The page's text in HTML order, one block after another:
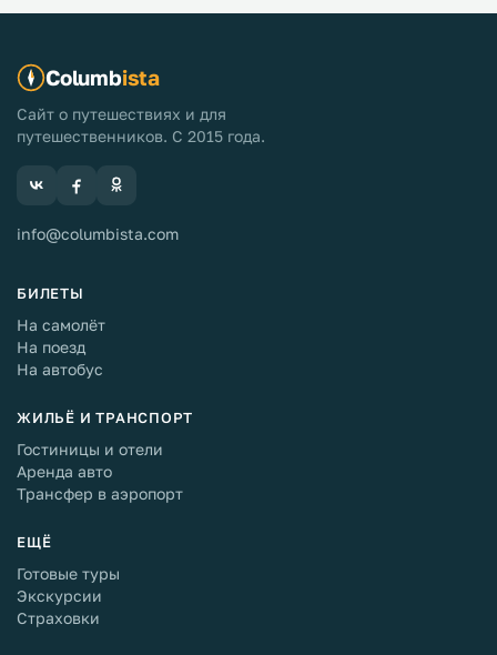
Columbista
Сайт о путешествиях и для
путешественников. С 2015 года.
info@columbista.com
БИЛЕТЫ
На самолёт
На поезд
На автобус
ЖИЛЬЁ И ТРАНСПОРТ
Гостиницы и отели
Аренда авто
Трансфер в аэропорт
ЕЩЁ
Готовые туры
Экскурсии
Страховки